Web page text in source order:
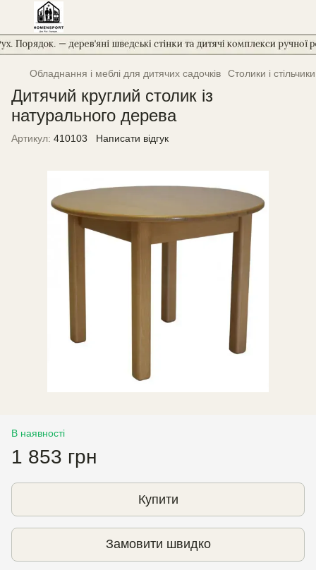
Обладнання і меблі для дитячих садочків Столики і
Дитячий круглий столик із
натурального дерева
Артикул: 410103 Написати відгук
В наявності
1 853 грн
Купити
Замовити швидко